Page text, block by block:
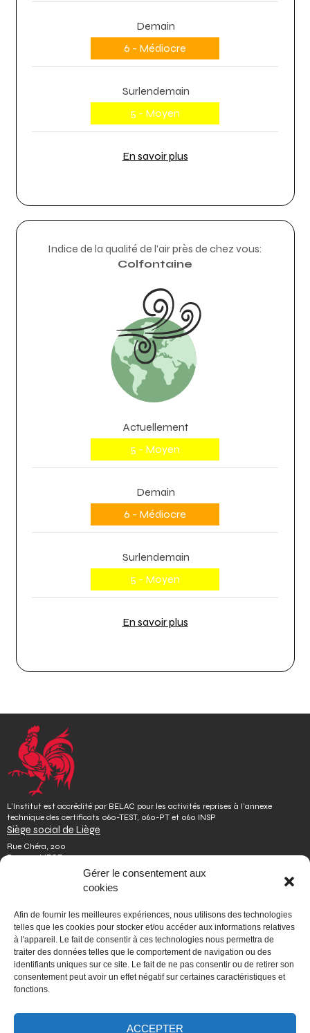
Gérer le consentement aux
cookies
Afin de fournir les meilleures expériences, nous utilisons des technologies
telles que les cookies pour stocker et/ou accéder aux informations relatives
à l'appareil. Le fait de consentir à ces technologies nous permettra de
traiter des données telles que le comportement de navigation ou des
identifiants uniques sur ce site. Le fait de ne pas consentir ou de retirer son
consentement peut avoir un effet négatif sur certaines caractéristiques et
fonctions.
ACCEPTER
Demain
6 - Médiocre
Surlendemain
5 - Moyen
En savoir plus
Indice de la qualité de l'air près de chez vous:
Colfontaine
Actuellement
5 - Moyen
Demain
6 - Médiocre
Surlendemain
5 - Moyen
En savoir plus
L’Institut est accrédité par BELAC pour les activités reprises à l’annexe
technique des certificats 060-TEST, 060-PT et 060 INSP
Siège social de Liège
Rue Chéra, 200
B-4000 LIEGE
Plan d’accès et mobilité
Site de Colfontaine
Rue de la Platinerie, 20
B-7340 COLFONTAINE
Tél.+32 65 610 813
Fax.+32 65 610 808